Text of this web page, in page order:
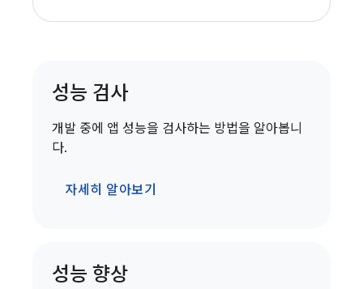
성능 검사
개발 중에 앱 성능을 검사하는 방법을 알아봅니
다.
자세히 알아보기
성능 향상